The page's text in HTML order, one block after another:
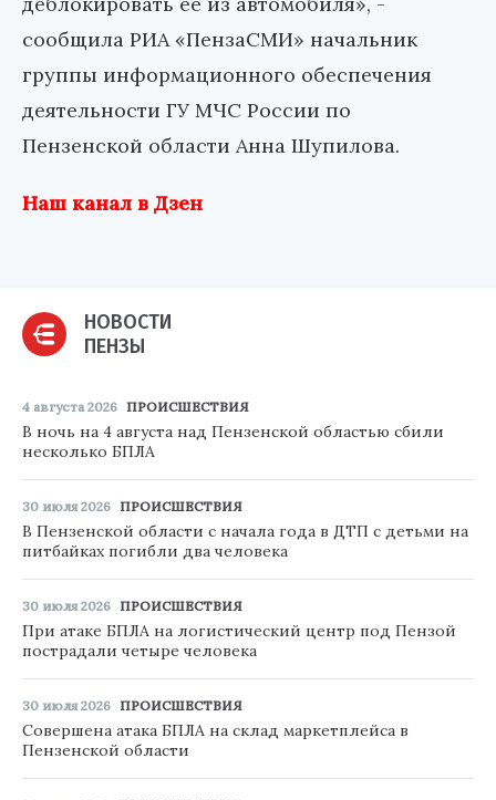
сообщила РИА «ПензаСМИ» начальник
группы информационного обеспечения
деятельности ГУ МЧС России по
Пензенской области Анна Шупилова.
Наш канал в Дзен
НОВОСТИ
ПЕНЗЫ
4 августа 2026 ПРОИСШЕСТВИЯ
В ночь на 4 августа над Пензенской областью сбили
несколько БПЛА
30 июля 2026 ПРОИСШЕСТВИЯ
В Пензенской области с начала года в ДТП с детьми на
питбайках погибли два человека
30 июля 2026 ПРОИСШЕСТВИЯ
При атаке БПЛА на логистический центр под Пензой
пострадали четыре человека
30 июля 2026 ПРОИСШЕСТВИЯ
Совершена атака БПЛА на склад маркетплейса в
Пензенской области